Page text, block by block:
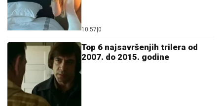
10:57 0
Top 6 najsavršenjih trilera od
2007. do 2015. godine